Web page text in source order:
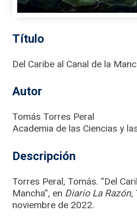
Título
Del Caribe al Canal de la
Autor
Tomás Torres Peral
Academia de las Ciencias y
Descripción
Torres Peral, Tomás. “Del
Mancha”, en Diario La Razón,
noviembre de 2022.